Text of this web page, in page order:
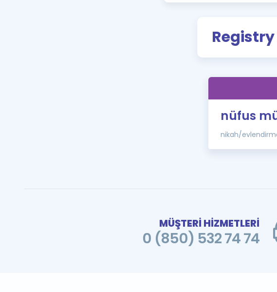
nüfus
nikah/
MÜŞTERİ HİZMETLERİ
0 (850) 532 74 74